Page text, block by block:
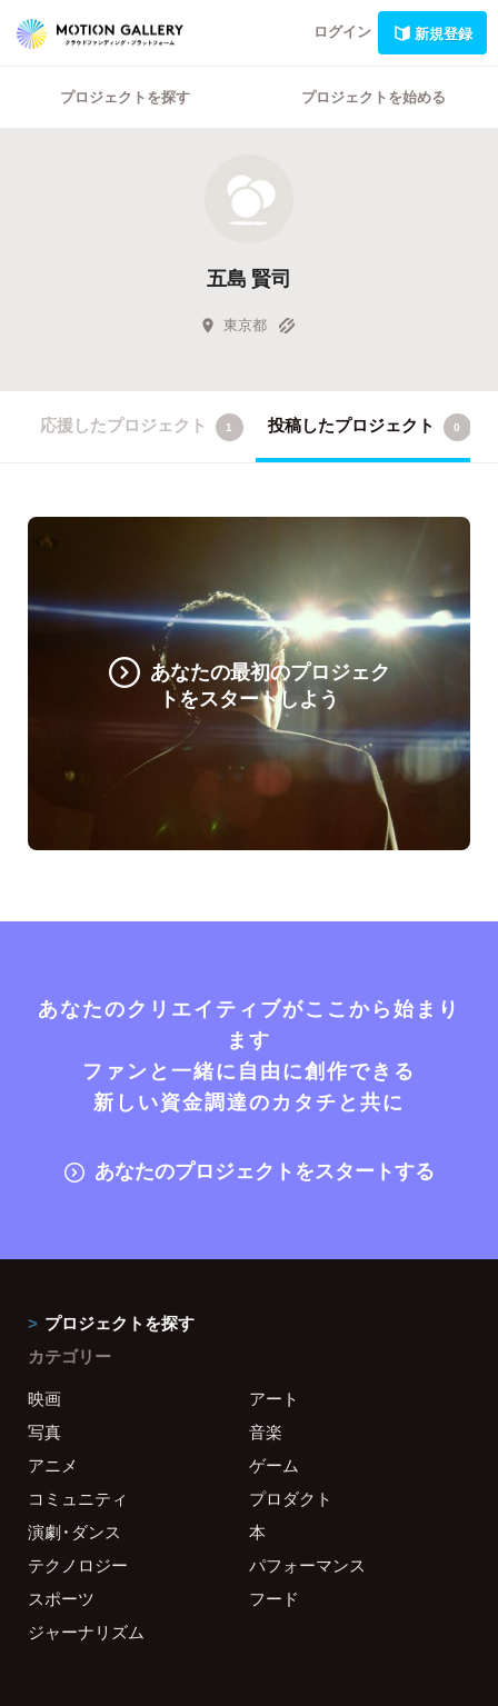
ログイン 新規登録
プロジェクトを探す プロジェクトを始める
五島 賢司
東京都
応援したプロジェクト 1 投稿したプロジェクト 0
あなたの最初のプロジェク
トをスタートしよう
あなたのクリエイティブがここから始まり
ます
ファンと一緒に自由に創作できる
新しい資金調達のカタチと共に
あなたのプロジェクトをスタートする
プロジェクトを探す
カテゴリー
映画
アート
写真
音楽
アニメ
ゲーム
コミュニティ
プロダクト
演劇・ダンス
本
テクノロジー
パフォーマンス
スポーツ
フード
ジャーナリズム